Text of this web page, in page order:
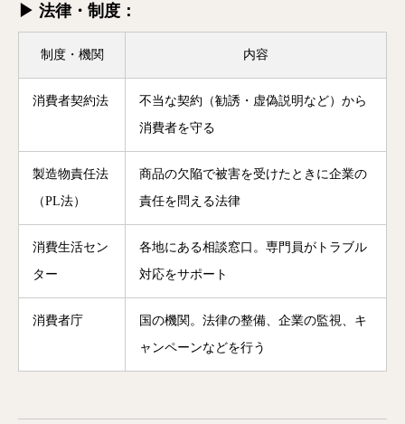
▶ 法律・制度：
制度・機関 内容
消費者契約法
不当な契約（勧誘・虚偽説明など）から
消費者を守る
製造物責任法
（PL法）
商品の欠陥で被害を受けたときに企業の
責任を問える法律
消費生活セン
ター
各地にある相談窓口。専門員がトラブル
対応をサポート
消費者庁
国の機関。法律の整備、企業の監視、キ
ャンペーンなどを行う